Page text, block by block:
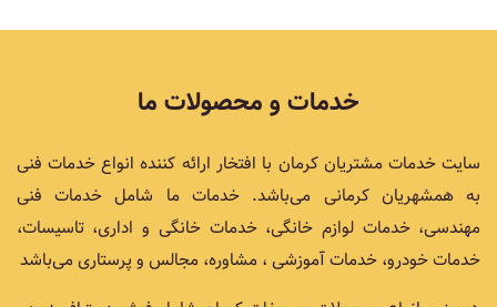
خدمات و محصولات ما
سایت خدمات مشتریان کرمان با افتخار ارائه کننده انواع خدمات فنی
به همشهریان کرمانی می‌باشد. خدمات ما شامل خدمات فنی
مهندسی، خدمات لوازم خانگی، خدمات خانگی و اداری، تاسیسات،
خدمات خودرو، خدمات آموزشی ، مشاوره، مجالس و پرستاری می‌باشد